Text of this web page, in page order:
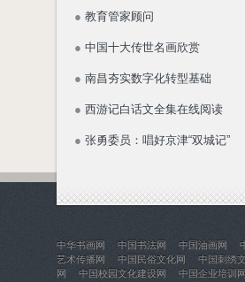
● 教育管家顾问
● 中国十大传世名画欣赏
● 南昌夯实数字化转型基础
● 西游记白话文全集在线阅读
● 张勇委员：唱好京津“双城记”
中华书画网 中国书法网 中国油画网
艺术传播网
中国民俗文化网 中国刺绣
网
中国校园文化建设网 中国企业培训网